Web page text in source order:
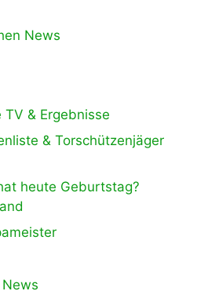
News
& Ergebnisse
& Torschützenjäger
heute Geburtstag?